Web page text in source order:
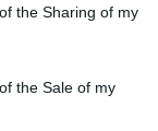
the Sharing of my
the Sale of my
ΔΙΑΦΗΜΙΣΗ